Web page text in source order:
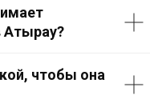
Атырау?
чтобы она